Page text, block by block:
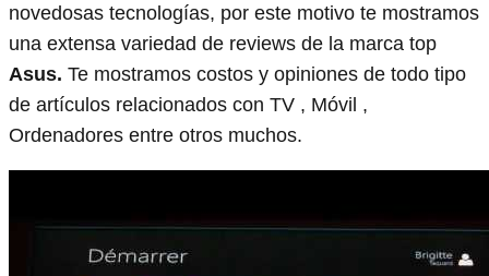
novedosas tecnologías, por este motivo te mostramos
una extensa variedad de reviews de la marca top
Asus. Te mostramos costos y opiniones de todo tipo
de artículos relacionados con TV , Móvil ,
Ordenadores entre otros muchos.